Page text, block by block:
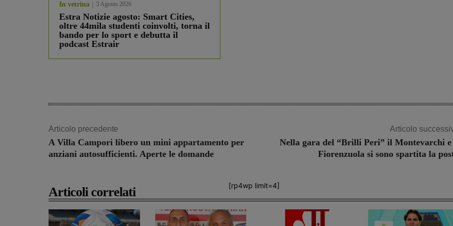
In vetrina 3 Agosto 2026
Estra Notizie agosto: Smart Cities,
oltre 44mila studenti coinvolti, torna il
bando per lo sport e debutta il
podcast Estrair
Articolo precedente
A Villa Campori libero un mini appartamento per
anziani autosufficienti. Aperte le domande
Articolo
Nella gara del “Brilli Peri” il Montevarchi
Fiorenzuola si sono spartita la
[rp4wp limit=4]
Articoli correlati